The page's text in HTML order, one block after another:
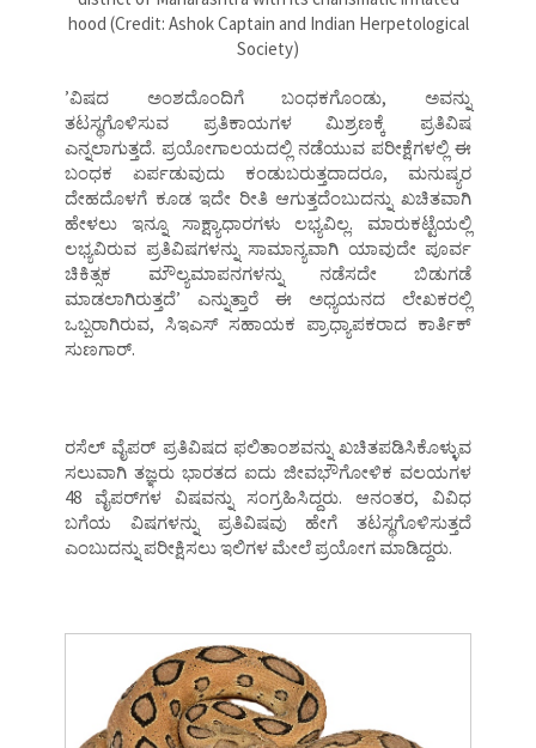
hood (Credit: Ashok Captain and Indian Herpetological
Society)
ʼವಿಷದ ಅಂಶದೊಂದಿಗೆ ಬಂಧಕಗೊಂಡು, ಅವನ್ನು
ತಟಸ್ಥಗೊಳಿಸುವ ಪ್ರತಿಕಾಯಗಳ ಮಿಶ್ರಣಕ್ಕೆ ಪ್ರತಿವಿಷ
ಎನ್ನಲಾಗುತ್ತದೆ. ಪ್ರಯೋಗಾಲಯದಲ್ಲಿ ನಡೆಯುವ ಪರೀಕ್ಷೆಗಳಲ್ಲಿ ಈ
ಬಂಧಕ ಏರ್ಪಡುವುದು ಕಂಡುಬರುತ್ತದಾದರೂ, ಮನುಷ್ಯರ
ದೇಹದೊಳಗೆ ಕೂಡ ಇದೇ ರೀತಿ ಆಗುತ್ತದೆಂಬುದನ್ನು ಖಚಿತವಾಗಿ
ಹೇಳಲು ಇನ್ನೂ ಸಾಕ್ಷ್ಯಾಧಾರಗಳು ಲಭ್ಯವಿಲ್ಲ. ಮಾರುಕಟ್ಟೆಯಲ್ಲಿ
ಲಭ್ಯವಿರುವ ಪ್ರತಿವಿಷಗಳನ್ನು ಸಾಮಾನ್ಯವಾಗಿ ಯಾವುದೇ ಪೂರ್ವ
ಚಿಕಿತ್ಸಕ ಮೌಲ್ಯಮಾಪನಗಳನ್ನು ನಡೆಸದೇ ಬಿಡುಗಡೆ
ಮಾಡಲಾಗಿರುತ್ತದೆʼ ಎನ್ನುತ್ತಾರೆ ಈ ಅಧ್ಯಯನದ ಲೇಖಕರಲ್ಲಿ
ಒಬ್ಬರಾಗಿರುವ, ಸಿಇಎಸ್‌ ಸಹಾಯಕ ಪ್ರಾಧ್ಯಾಪಕರಾದ ಕಾರ್ತಿಕ್‌
ಸುಣಗಾರ್‌.
ರಸೆಲ್‌ ವೈಪರ್‌ ಪ್ರತಿವಿಷದ ಫಲಿತಾಂಶವನ್ನು ಖಚಿತಪಡಿಸಿಕೊಳ್ಳುವ
ಸಲುವಾಗಿ ತಜ್ಞರು ಭಾರತದ ಐದು ಜೀವಭೌಗೋಳಿಕ ವಲಯಗಳ
48 ವೈಪರ್‌ಗಳ ವಿಷವನ್ನು ಸಂಗ್ರಹಿಸಿದ್ದರು. ಆನಂತರ, ವಿವಿಧ
ಬಗೆಯ ವಿಷಗಳನ್ನು ಪ್ರತಿವಿಷವು ಹೇಗೆ ತಟಸ್ಥಗೊಳಿಸುತ್ತದೆ
ಎಂಬುದನ್ನು ಪರೀಕ್ಷಿಸಲು ಇಲಿಗಳ ಮೇಲೆ ಪ್ರಯೋಗ ಮಾಡಿದ್ದರು.